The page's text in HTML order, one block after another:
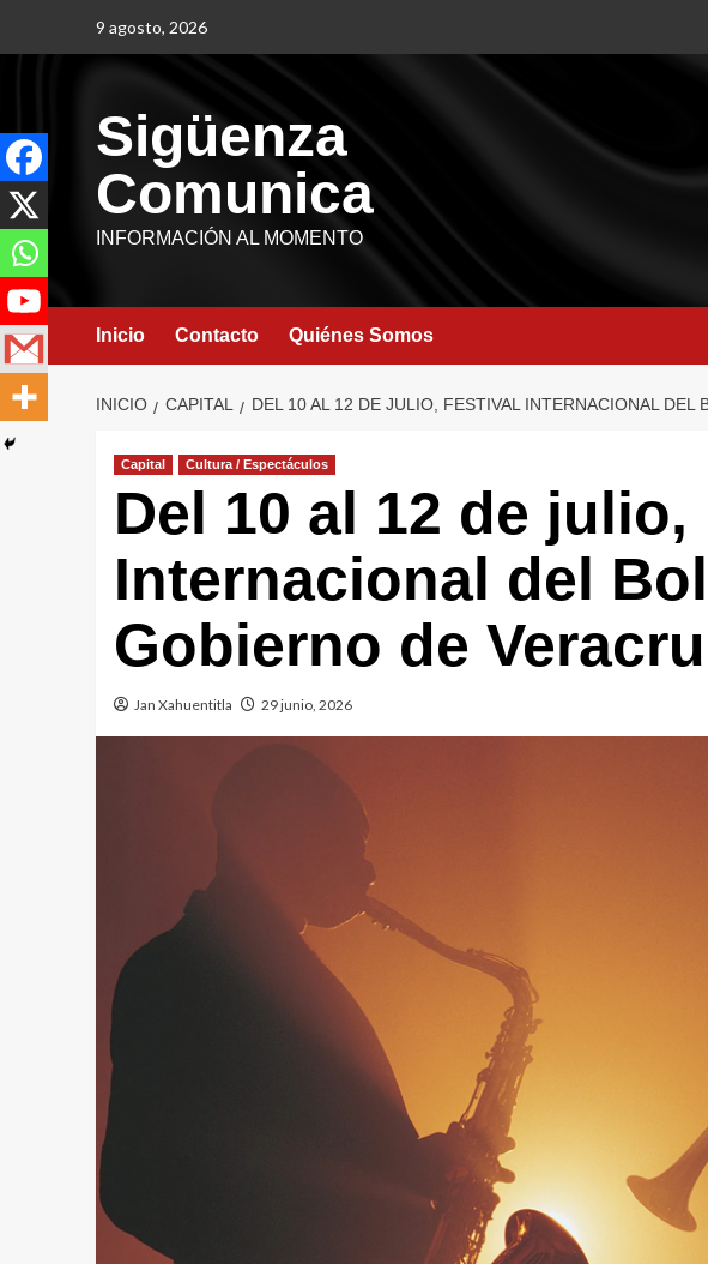
9 agosto, 2026
Sigüenza
Comunica
INFORMACIÓN AL MOMENTO
Inicio Contacto Quiénes Somos
INICIO CAPITAL DEL 10 AL 12 DE JULIO, FESTIVAL INTERNACIONAL
Capital Cultura / Espectáculos
Del 10 al 12 de
Internacional del
Gobierno de
Jan Xahuentitla 29 junio, 2026